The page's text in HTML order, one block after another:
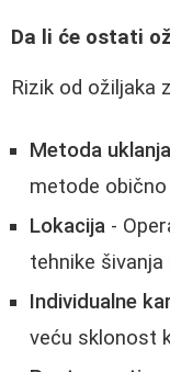
Da li će ostati
Rizik od ožiljaka
Metoda
metode
Lokacija -
tehnike
Individualne
veću sklonost